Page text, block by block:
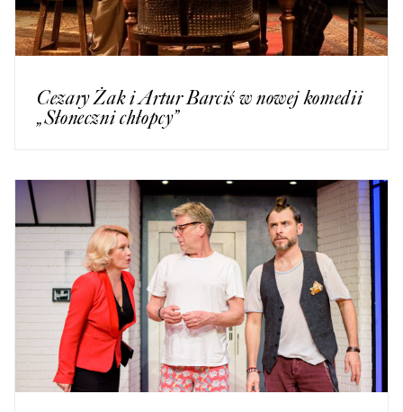
Cezary Żak i Artur Barciś w nowej komedii
„Słoneczni chłopcy”